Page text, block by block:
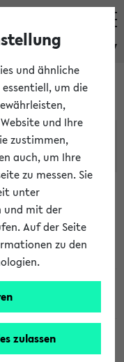
eKVV
und ähnliche
um die
und Ihre
zustimmen,
auch, um Ihre
zu messen. Sie
unter
und mit der
Auf der Seite
zu den
zulassen